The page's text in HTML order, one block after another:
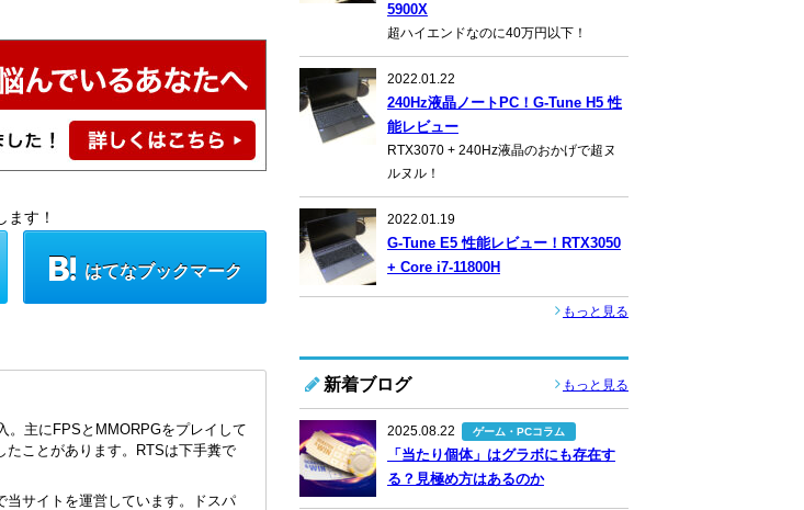
す！
はてなブックマーク
。主にFPSとMMORPGをプレイして
ことがあります。RTSは下手糞で
サイトを運営しています。ドスパ
5900X
超ハイエンドなのに40万円以下！
2022.01.22
240Hz液晶ノートPC！G-Tune H5 性
能レビュー
RTX3070 + 240Hz液晶のおかげで超ヌ
ルヌル！
2022.01.19
G-Tune E5 性能レビュー！RTX3050
+ Core i7-11800H
もっと見る
新着ブログ もっと見る
2025.08.22 ゲーム・PCコラム
「当たり個体」はグラボにも存在す
る？見極め方はあるのか